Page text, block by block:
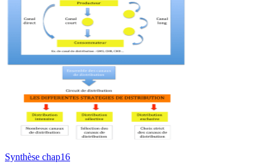
Synthèse chap16